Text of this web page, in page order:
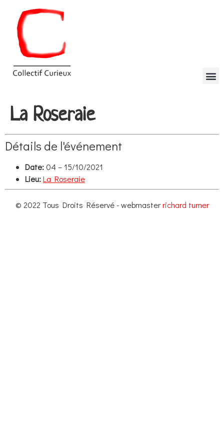
La Roseraie
Détails de l'événement
Date:04 –15/10/2021
Lieu:La Roseraie
© 2022 Tous Droits Réservé - webmasterrichard turner